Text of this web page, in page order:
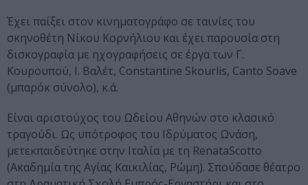
Έχει παίξει στον κινηματογράφο σε ταινίες του
σκηνοθέτη Νίκου Κορνήλιου και έχει παρουσία στη
δισκογραφία με ηχογραφήσεις σε έργα των Γ.
Κουρουπού, Ι. Βαλέτ, Constantine Skourlis, Canto Soave
(μπαρόκ σύνολο), κ.ά.
Είναι αριστούχος του Ωδείου Αθηνών στο κλασικό
τραγούδι. Ως υπότροφος του Ιδρύματος Ωνάση,
μετεκπαιδεύτηκε στην Ιταλία με τη RenataScotto
(Ακαδημία της Αγίας Καικιλίας, Ρώμη). Σπούδασε θέατρο